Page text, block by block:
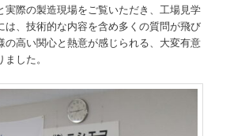
実際の製造現場をご覧いただき、工場見学
は、技術的な内容を含め多くの質問が飛び
の高い関心と熱意が感じられる、大変有意
した。